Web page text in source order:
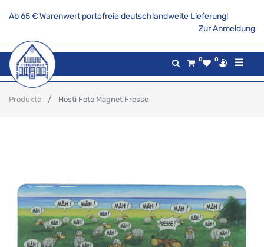
Ab 65 € Warenwert portofreie deutschlandweite Lieferung!
Zur Anmeldung
0 0
Produkte Hösti Foto Magnet Fresse